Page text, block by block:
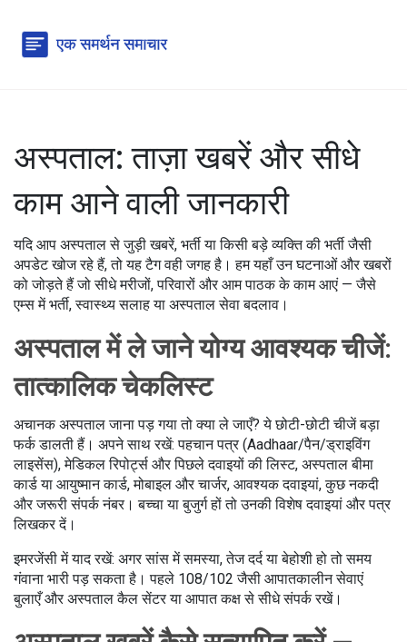
अस्पताल: ताज़ा खबरें और सीधे
काम आने वाली जानकारी
यदि आप अस्पताल से जुड़ी खबरें, भर्ती या किसी बड़े व्यक्ति की भर्ती जैसी
अपडेट खोज रहे हैं, तो यह टैग वही जगह है। हम यहाँ उन घटनाओं और खबरों
को जोड़ते हैं जो सीधे मरीजों, परिवारों और आम पाठक के काम आएं — जैसे
एम्स में भर्ती, स्वास्थ्य सलाह या अस्पताल सेवा बदलाव।
अस्पताल में ले जाने योग्य आवश्यक चीजें:
तात्कालिक चेकलिस्ट
अचानक अस्पताल जाना पड़ गया तो क्या ले जाएँ? ये छोटी-छोटी चीजें बड़ा
फर्क डालती हैं। अपने साथ रखें: पहचान पत्र (Aadhaar/पैन/ड्राइविंग
लाइसेंस), मेडिकल रिपोर्ट्स और पिछले दवाइयों की लिस्ट, अस्पताल बीमा
कार्ड या आयुष्मान कार्ड, मोबाइल और चार्जर, आवश्यक दवाइयां, कुछ नकदी
और जरूरी संपर्क नंबर। बच्चा या बुजुर्ग हों तो उनकी विशेष दवाइयां और पत्र
लिखकर दें।
इमरजेंसी में याद रखें: अगर सांस में समस्या, तेज दर्द या बेहोशी हो तो समय
गंवाना भारी पड़ सकता है। पहले 108/102 जैसी आपातकालीन सेवाएं
बुलाएँ और अस्पताल कैल सेंटर या आपात कक्ष से सीधे संपर्क रखें।